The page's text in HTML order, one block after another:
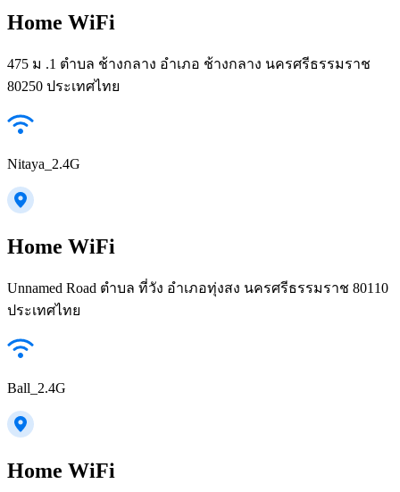
Home WiFi
475 ม .1 ตำบล ช้างกลาง อำเภอ ช้างกลาง นครศรีธรรมราช
80250 ประเทศไทย
Nitaya_2.4G
Home WiFi
Unnamed Road ตำบล ที่วัง อำเภอทุ่งสง นครศรีธรรมราช 80110
ประเทศไทย
Ball_2.4G
Home WiFi